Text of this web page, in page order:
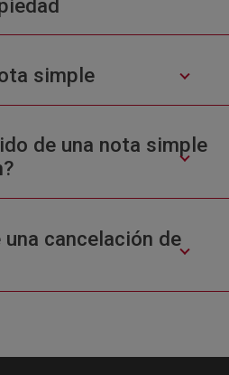
simple
de una nota simple
cancelación de